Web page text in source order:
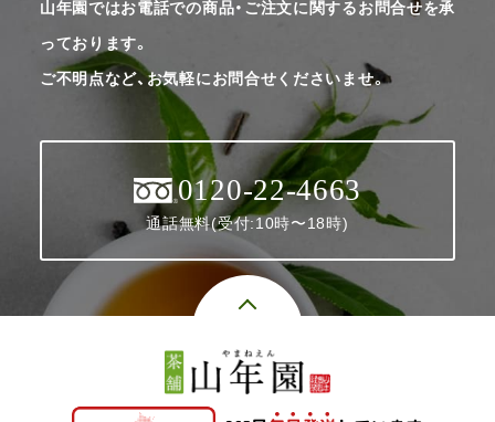
山年園ではお電話での商品・ご注文に関するお問合せを承
っております。
ご不明点など、お気軽にお問合せくださいませ。
0120-22-4663
通話無料(受付:10時〜18時)